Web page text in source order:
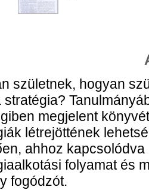
születnek, hogyan
stratégia?
megjelent
létrejöttének
ahhoz
folyamat és
fogódzót.